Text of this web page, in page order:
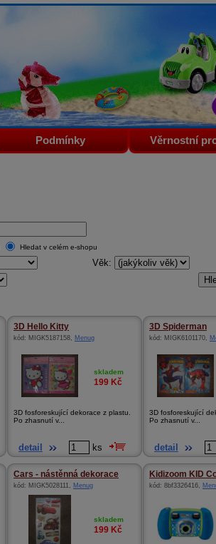
Podmínky Věrnostní
Hledat v celém e-shopu
Věk:
3D Hello Kitty
kód: MIGK5187158, Menug
skladem
199 Kč
3D fosforeskující dekorace z plastu.
Po zhasnutí v...
detail ks
3D Spiderman
kód: MIGK6101170,
3D fosforeskující
Po zhasnutí v...
detail
Cars - nástěnná dekorace
kód: MIGK5028111, Menug
skladem
199 Kč
Kidizoom KID
kód: 8bf3326416,